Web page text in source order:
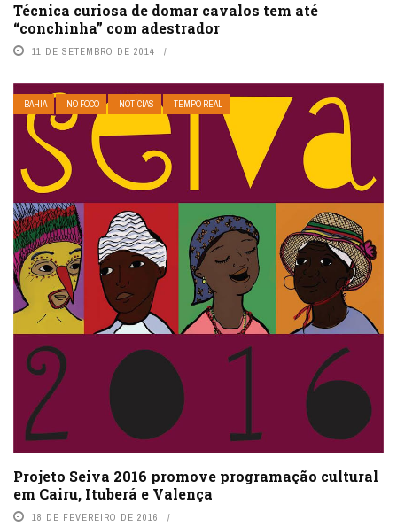
Técnica curiosa de domar cavalos tem até
“conchinha” com adestrador
11 DE SETEMBRO DE 2014
BAHIA NO FOCO NOTÍCIAS TEMPO REAL
Projeto Seiva 2016 promove programação cultural
em Cairu, Ituberá e Valença
18 DE FEVEREIRO DE 2016